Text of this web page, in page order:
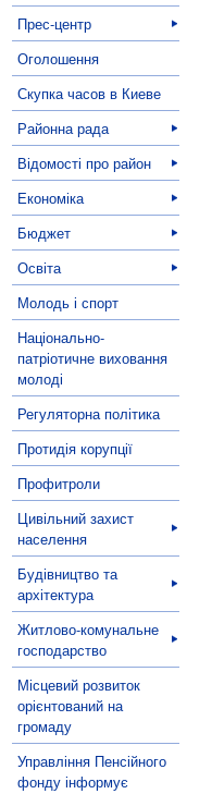
Прес-центр
Оголошення
Скупка часов в Киеве
Районна рада
Відомості про район
Економіка
Бюджет
Освіта
Молодь і спорт
Національно-
патріотичне виховання
молоді
Регуляторна політика
Протидія корупції
Профитроли
Цивільний захист
населення
Будівництво та
архітектура
Житлово-комунальне
господарство
Місцевий розвиток
орієнтований на
громаду
Управління Пенсійного
фонду інформує